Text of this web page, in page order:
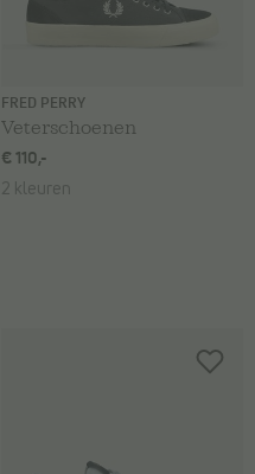
FRED PERRY
Veterschoenen
€ 110,-
2 kleuren